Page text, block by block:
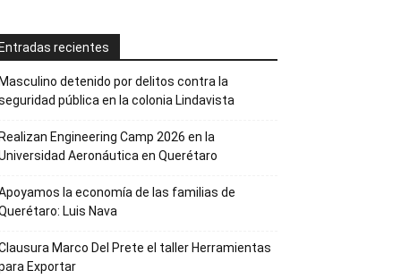
recientes
detenido por delitos contra la
pública en la colonia Lindavista
Engineering Camp 2026 en la
Aeronáutica en Querétaro
la economía de las familias de
Luis Nava
Marco Del Prete el taller Herramientas
Exportar